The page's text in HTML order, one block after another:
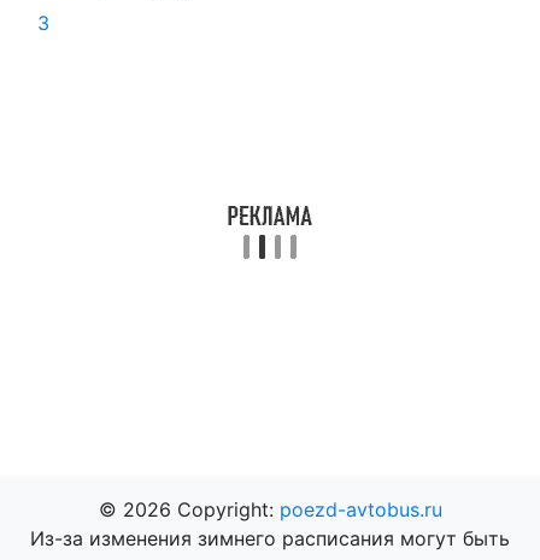
3
© 2026 Copyright: poezd-avtobus.ru
Из-за изменения зимнего расписания могут быть